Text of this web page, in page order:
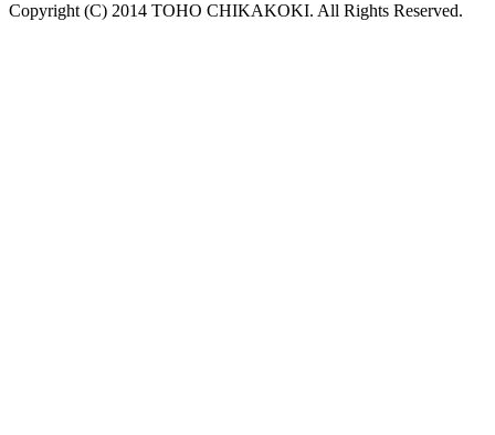
Copyright (C) 2014 TOHO CHIKAKOKI. All Rights Reserved.